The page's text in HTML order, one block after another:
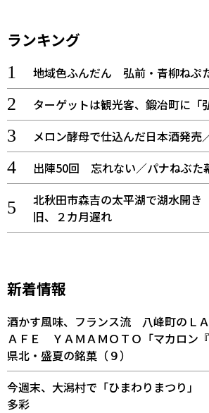
ランキング
地域色ふんだん 弘前・青柳ねぷ
ターゲットは観光客、鍛冶町に「
メロン酵母で仕込んだ日本酒発売
出陣50回 忘れない／パナねぶ
北秋田市森吉の太平湖で湖水開
旧、２カ月遅れ
新着情報
酒かす風味、フランス流 八峰町の
ＡＦＥ ＹＡＭＡＭＯＴＯ「マカロン
県北・盛夏の銘菓（９）
今週末、大潟村で「ひまわりまつり」
多彩